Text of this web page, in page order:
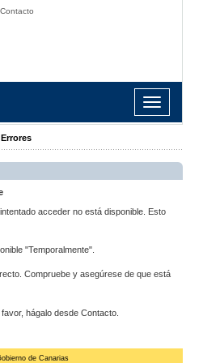
Contacto
Toggle
navigation
acceder no está disponible. Esto
"Temporalmente".
Compruebe y asegúrese de que está
hágalo desde Contacto.
de Canarias